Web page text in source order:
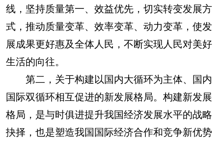
线，坚持质量第一、效益优先，切实转变发展方
式，推动质量变革、效率变革、动力变革，使发
展成果更好惠及全体人民，不断实现人民对美好
生活的向往。
第二，关于构建以国内大循环为主体、国内
国际双循环相互促进的新发展格局。构建新发展
格局，是与时俱进提升我国经济发展水平的战略
抉择，也是塑造我国国际经济合作和竞争新优势